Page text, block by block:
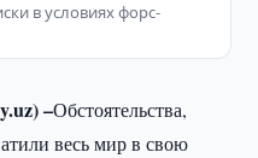
в условиях форс-
–Обстоятельства,
весь мир в свою